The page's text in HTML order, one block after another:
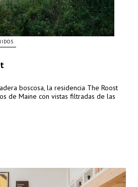
boscosa, la residencia The Roost
de Maine con vistas filtradas de las